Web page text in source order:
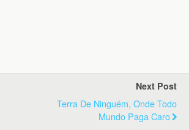
Next Post
Terra De Ninguém, Onde Todo
Mundo Paga Caro